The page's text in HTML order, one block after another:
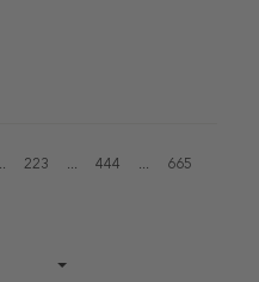
223 ... 444 ... 665